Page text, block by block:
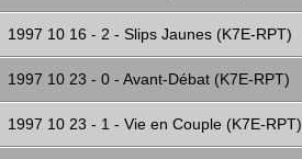
1997 10 16 - 2 - Slips Jaunes (K7E-RPT)
1997 10 23 - 0 - Avant-Débat (K7E-RPT)
1997 10 23 - 1 - Vie en Couple (K7E-RPT)